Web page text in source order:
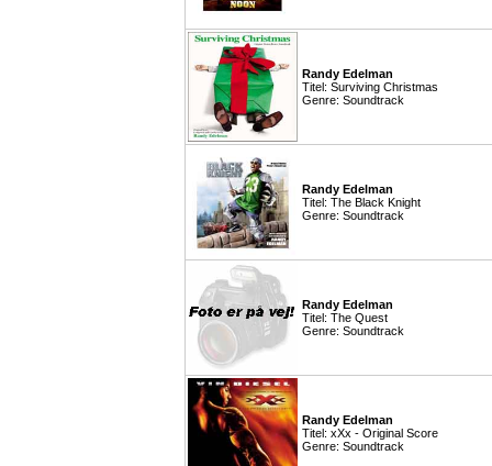
Randy Edelman
Titel: Surviving Christmas
Genre: Soundtrack
Randy Edelman
Titel: The Black Knight
Genre: Soundtrack
Randy Edelman
Titel: The Quest
Genre: Soundtrack
Randy Edelman
Titel: xXx - Original Score
Genre: Soundtrack